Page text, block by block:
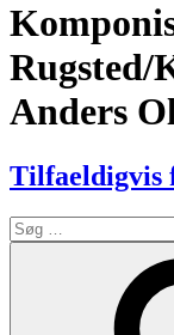
Rugsted/
Anders
Tilfaeldigvis
Søg
efter: